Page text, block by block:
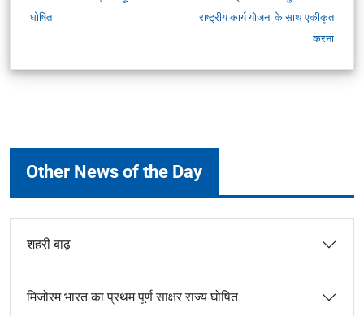
घोषित
राष्ट्रीय कार्य योजना के साथ एकीकृत
करना
Other News of the Day
शहरी बाढ़
मिजोरम भारत का प्रथम पूर्ण साक्षर राज्य घोषित